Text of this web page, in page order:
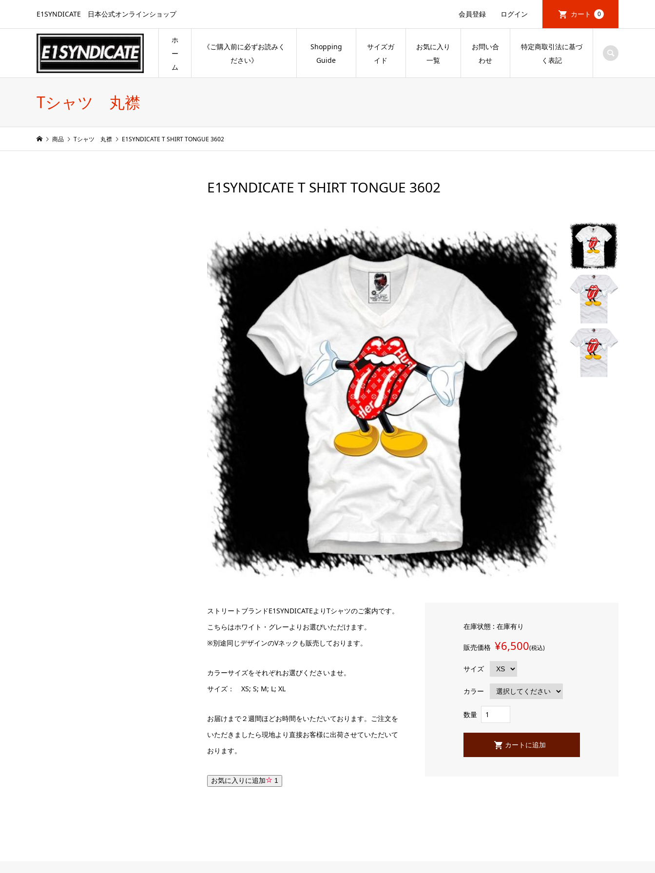
E1SYNDICATE 日本公式オンラインショップ 会員登録 ログイン カート 0
ホ
ー
ム
《ご購入前に必ずお読みく
ださい》
Shopping
Guide
サイズガ
イド
お気に入り
一覧
お問い合
わせ
特定商取引法に基づ
く表記
Tシャツ 丸襟
商品 Tシャツ 丸襟 E1SYNDICATE T SHIRT TONGUE 3602
E1SYNDICATE T SHIRT TONGUE 3602
ストリートブランドE1SYNDICATEよりTシャツのご案内です。
こちらはホワイト・グレーよりお選びいただけます。
※別途同じデザインのVネックも販売しております。
カラーサイズをそれぞれお選びくださいませ。
サイズ： XS; S; M; L; XL
お届けまで２週間ほどお時間をいただいております。ご注文を
いただきましたら現地より直接お客様に出荷させていただいて
おります。
お気に入りに追加 1
在庫状態 : 在庫有り
販売価格 ¥6,500(税込)
サイズ
カラー
数量